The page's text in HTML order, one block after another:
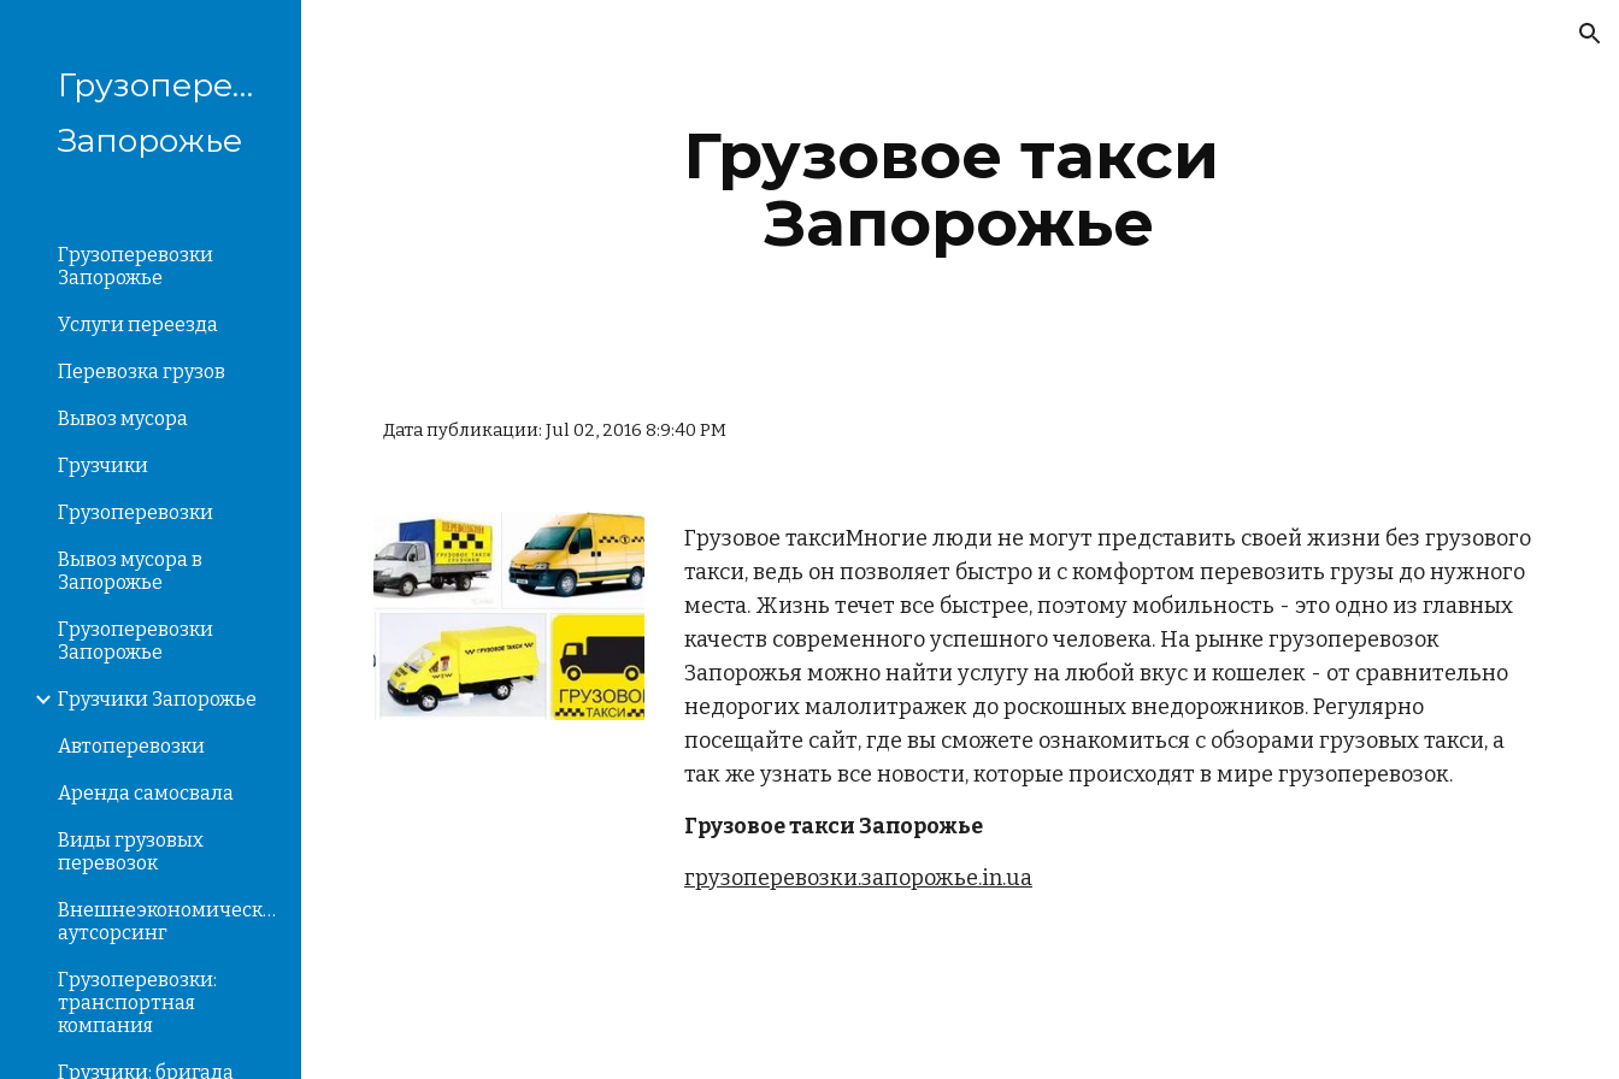
Грузоперевозки
Запорожье
Грузоперевозки
Запорожье
Услуги переезда
Перевозка грузов
Вывоз мусора
Грузчики
Грузоперевозки
Вывоз мусора в
Запорожье
Грузоперевозки
Запорожье
Грузчики Запорожье
Автоперевозки
Аренда самосвала
Виды грузовых
перевозок
Внешнеэкономический
аутсорсинг
Грузоперевозки:
транспортная
компания
Грузчики: бригада
Грузовое такси
Запорожье
Дата публикации: Jul 02, 2016 8:9:40 PM
Грузовое таксиМногие люди не могут представить своей жизни без грузового
такси, ведь он позволяет быстро и с комфортом перевозить грузы до нужного
места. Жизнь течет все быстрее, поэтому мобильность - это одно из главных
качеств современного успешного человека. На рынке грузоперевозок
Запорожья можно найти услугу на любой вкус и кошелек - от сравнительно
недорогих малолитражек до роскошных внедорожников. Регулярно
посещайте сайт, где вы сможете ознакомиться с обзорами грузовых такси, а
так же узнать все новости, которые происходят в мире грузоперевозок.
Грузовое такси Запорожье
грузоперевозки.запорожье.in.ua